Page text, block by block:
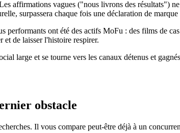
affirmations vagues ("nous livrons des résultats")
surpassera chaque fois une déclaration de
performants ont été des actifs MoFu : des films de
de laisser l'histoire respirer.
large et se tourne vers les canaux détenus et
obstacle
Il vous compare peut-être déjà à un